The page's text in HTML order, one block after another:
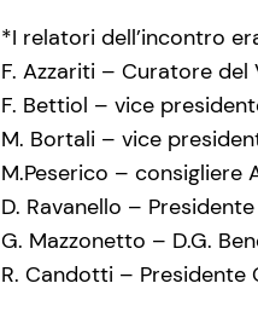
*I relatori dell’incontro
F. Azzariti – Curatore
F. Bettiol – vice
M. Bortali – vice
M.Peserico – consigliere
D. Ravanello –
G. Mazzonetto – D.G.
R. Candotti – Presidente